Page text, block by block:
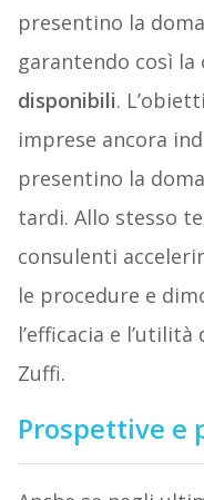
presentino la
garantendo così
disponibili.
imprese ancora
presentino la
tardi. Allo stesso
consulenti
le procedure e
l’efficacia e
Zuffi.
Prospettive e